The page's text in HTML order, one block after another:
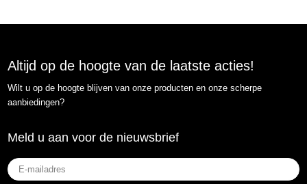
Altijd op de hoogte van de laatste acties!
Wilt u op de hoogte blijven van onze producten en onze scherpe
aanbiedingen?
Meld u aan voor de nieuwsbrief
E-
mailadres